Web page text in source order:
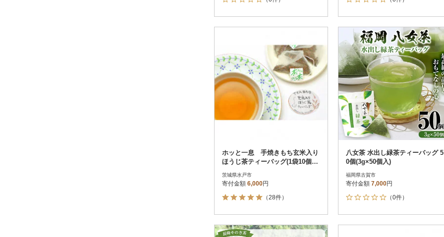
ホッと一息 手焼きもち玄米入り
ほうじ茶ティーバッグ(1袋10個入
茨城県水戸市
寄付金額 6,000円
（28件）
八女茶 水出し緑茶ティーバッグ 5
0個(3g×50個入)
福岡県古賀市
寄付金額 7,000円
（0件）